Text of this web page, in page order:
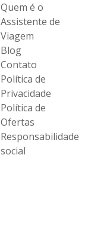
Quem é o
Assistente de
Viagem
Blog
Contato
Política de
Privacidade
Política de
Ofertas
Responsabilidade
social